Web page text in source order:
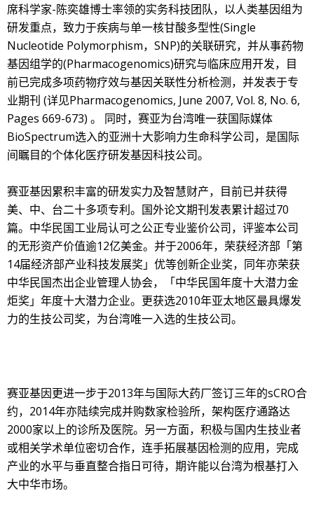
席科学家-陈奕雄博士率领的实务科技团队，以人类基因组为
研发重点，致力于疾病与单一核甘酸多型性(Single
Nucleotide Polymorphism，SNP)的关联研究，并从事药物
基因组学的(Pharmacogenomics)研究与临床应用开发，目
前已完成多项药物疗效与基因关联性分析检测，并发表于专
业期刊 (详见Pharmacogenomics, June 2007, Vol. 8, No. 6,
Pages 669-673) 。 同时，赛亚为台湾唯一获国际媒体
BioSpectrum选入的亚洲十大影响力生命科学公司，是国际
间瞩目的个体化医疗研发基因科技公司。
赛亚基因累积丰富的研发实力及智慧财产，目前已并获得
美、中、台二十多项专利。国外论文期刊发表累计超过70
篇。中华民国工业局认可之公正专业鉴价公司，评鉴本公司
的无形资产价值逾12亿美金。并于2006年，荣获经济部「第
14届经济部产业科技发展奖」优等创新企业奖，同年亦荣获
中华民国杰出企业管理人协会，「中华民国年度十大潜力金
炬奖」年度十大潜力企业。更获选2010年亚太地区最具爆发
力的生技公司奖，为台湾唯一入选的生技公司。
赛亚基因更进一步于2013年与国际大药厂签订三年的sCRO合
约，2014年亦陆续完成并购数家检验所，架构医疗通路达
2000家以上的诊所及医院。另一方面，积极与国内生技业者
或相关学术单位密切合作，连手拓展基因检测的应用，完成
产业的水平与垂直整合指日可待，期许能以台湾为根基打入
大中华市场。